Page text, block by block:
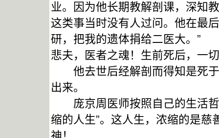
业。因为他长期教解剖课，深知
这类事当时没有人过问。他在最
研，把我的遗体捐给二医大。”
悲夫，医者之魂！生前死后，一
他去世后经解剖而得知是死于
出来。
庞京周医师按照自己的生活哲
缩的人生”。这人生，浓缩的是